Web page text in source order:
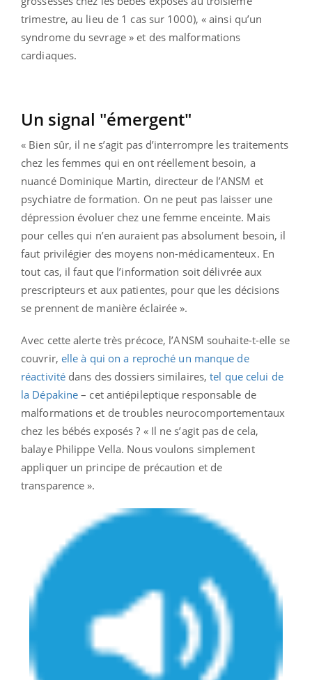
trimestre, au lieu de 1 cas sur 1000), « ainsi qu’un
syndrome du sevrage » et des malformations
cardiaques.
Un signal "émergent"
« Bien sûr, il ne s’agit pas d’interrompre les traitements
chez les femmes qui en ont réellement besoin, a
nuancé Dominique Martin, directeur de l’ANSM et
psychiatre de formation. On ne peut pas laisser une
dépression évoluer chez une femme enceinte. Mais
pour celles qui n’en auraient pas absolument besoin, il
faut privilégier des moyens non-médicamenteux. En
tout cas, il faut que l’information soit délivrée aux
prescripteurs et aux patientes, pour que les décisions
se prennent de manière éclairée ».
Avec cette alerte très précoce, l’ANSM souhaite-t-elle se
couvrir, elle à qui on a reproché un manque de
réactivité dans des dossiers similaires,tel que celui de
la Dépakine – cet antiépileptique responsable de
malformations et de troubles neurocomportementaux
chez les bébés exposés ? « Il ne s’agit pas de cela,
balaye Philippe Vella. Nous voulons simplement
appliquer un principe de précaution et de
transparence ».